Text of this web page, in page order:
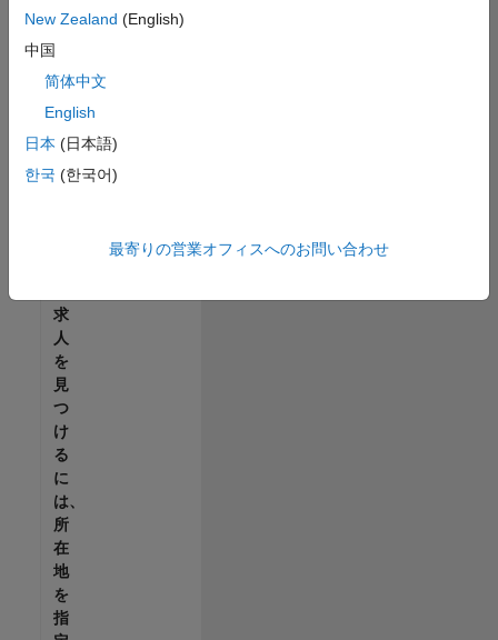
せ
ご
希
望
地
域
求
人
を
見
つ
け
る
に
は、
所
在
地
を
指
New Zealand (English)
中国
简体中文
English
日本 (日本語)
한국 (한국어)
最寄りの営業オフィスへのお問い合わせ